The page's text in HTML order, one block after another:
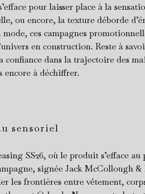
pour laisser place à la
ou encore, la texture déborde
ces campagnes
en construction. Reste à
dans la trajectoire des
encore à déchiffrer.
sensoriel
SS26, où le produit s’efface
signée Jack McCollough &
les frontières entre vêtement,